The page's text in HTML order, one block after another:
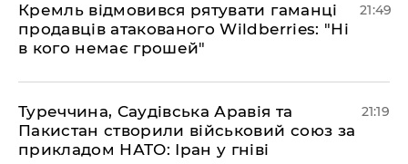
​Кремль відмовився рятувати гаманці
продавців атакованого Wildberries: "Ні
в кого немає грошей"
21:49
​Туреччина, Саудівська Аравія та
Пакистан створили військовий союз за
прикладом НАТО: Іран у гніві
21:19